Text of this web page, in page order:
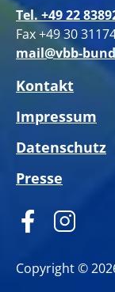
Tel. +49 22
Fax +49 30
mail@vbb-
Kontakt
Impressum
Datenschutz
Presse
Copyright ©